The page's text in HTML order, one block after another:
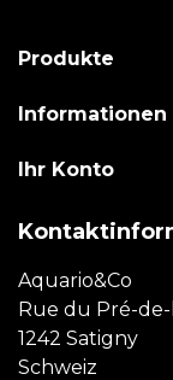
Produkte
Informationen
Ihr Konto
Aquario&Co
Rue du Pré-de-
1242 Satigny
Schweiz